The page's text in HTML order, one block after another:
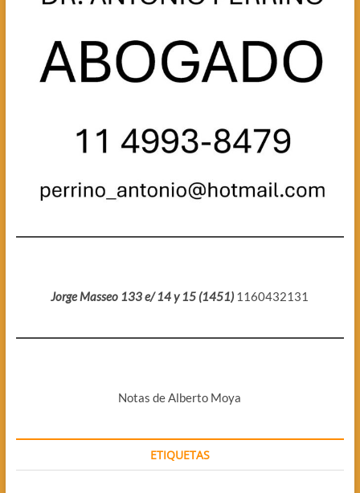
Jorge Masseo 133 e/ 14 y 15 (1451) 1160432131
Notas de Alberto Moya
ETIQUETAS